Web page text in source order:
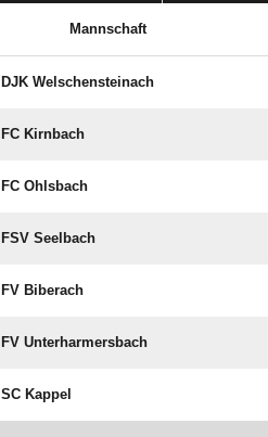
Mannschaft
DJK Welschensteinach
FC Kirnbach
FC Ohlsbach
FSV Seelbach
FV Biberach
FV Unterharmersbach
SC Kappel